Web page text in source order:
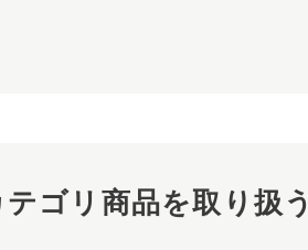
テゴリ商品を取り扱